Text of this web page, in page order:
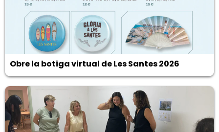
Obre la botiga virtual de Les Santes 2026